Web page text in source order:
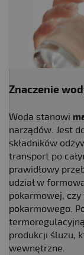
Znaczenie
Woda stanowi
narządów. Jest
składników
transport po
prawidłowy
udział w
pokarmowej, czy
pokarmowego.
produkcji śluzu,
wewnętrzne.